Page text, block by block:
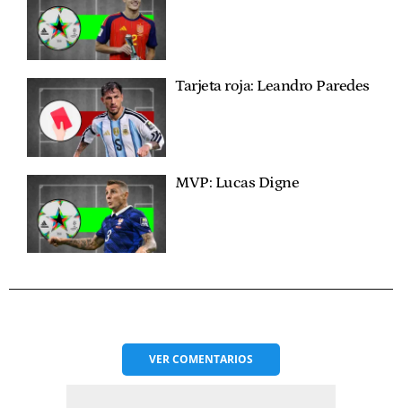
Tarjeta roja: Leandro Paredes
MVP: Lucas Digne
VERCOMENTARIOS